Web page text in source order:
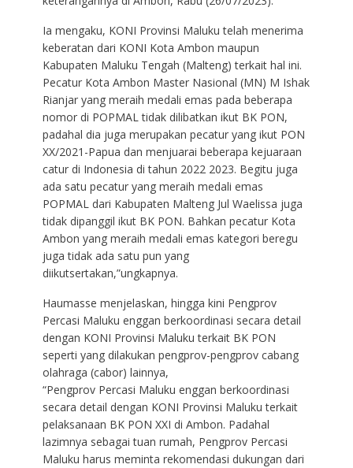
Ia mengaku, KONI Provinsi Maluku telah menerima
keberatan dari KONI Kota Ambon maupun
Kabupaten Maluku Tengah (Malteng) terkait hal ini.
Pecatur Kota Ambon Master Nasional (MN) M Ishak
Rianjar yang meraih medali emas pada beberapa
nomor di POPMAL tidak dilibatkan ikut BK PON,
padahal dia juga merupakan pecatur yang ikut PON
XX/2021-Papua dan menjuarai beberapa kejuaraan
catur di Indonesia di tahun 2022 2023. Begitu juga
ada satu pecatur yang meraih medali emas
POPMAL dari Kabupaten Malteng Jul Waelissa juga
tidak dipanggil ikut BK PON. Bahkan pecatur Kota
Ambon yang meraih medali emas kategori beregu
juga tidak ada satu pun yang
diikutsertakan,”ungkapnya.
Haumasse menjelaskan, hingga kini Pengprov
Percasi Maluku enggan berkoordinasi secara detail
dengan KONI Provinsi Maluku terkait BK PON
seperti yang dilakukan pengprov-pengprov cabang
olahraga (cabor) lainnya,
“Pengprov Percasi Maluku enggan berkoordinasi
secara detail dengan KONI Provinsi Maluku terkait
pelaksanaan BK PON XXI di Ambon. Padahal
lazimnya sebagai tuan rumah, Pengprov Percasi
Maluku harus meminta rekomendasi dukungan dari